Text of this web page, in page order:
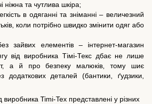
ніжна та чутлива шкіра;
в одяганні та зніманні – величезний
коли потрібно швидко змінити одяг або
зайвих елементів – інтернет-магазин
від виробника Тімі-Текс дбає не лише
а й про безпеку малюків, тому шиє
додаткових деталей (бантики, ґудзики,
виробника Timi-Tex представлені у різних